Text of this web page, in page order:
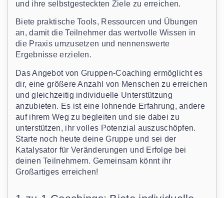
und ihre selbstgesteckten Ziele zu erreichen.
Biete praktische Tools, Ressourcen und Übungen
an, damit die Teilnehmer das wertvolle Wissen in
die Praxis umzusetzen und nennenswerte
Ergebnisse erzielen.
Das Angebot von Gruppen-Coaching ermöglicht es
dir, eine größere Anzahl von Menschen zu erreichen
und gleichzeitig individuelle Unterstützung
anzubieten. Es ist eine lohnende Erfahrung, andere
auf ihrem Weg zu begleiten und sie dabei zu
unterstützen, ihr volles Potenzial auszuschöpfen.
Starte noch heute deine Gruppe und sei der
Katalysator für Veränderungen und Erfolge bei
deinen Teilnehmern. Gemeinsam könnt ihr
Großartiges erreichen!